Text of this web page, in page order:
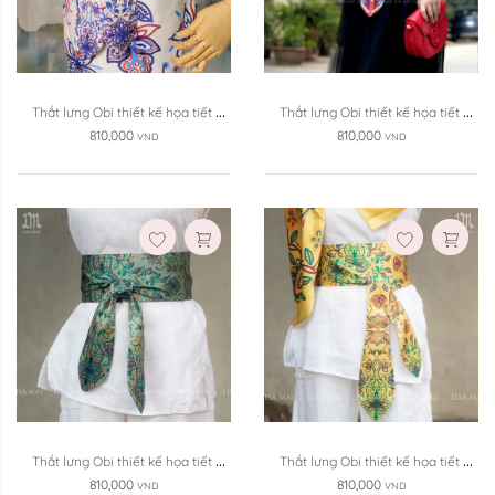
Thắt lưng Obi thiết kế họa tiết
(DTL-T010)
810,000 VND
Thắt lưng Obi thiết kế họa tiết
(DTL-T009)
810,000 VND
Thắt lưng Obi thiết kế họa tiết
(DTL-T008)
810,000 VND
Thắt lưng Obi thiết kế họa tiết
(DLT-T007)
810,000 VND